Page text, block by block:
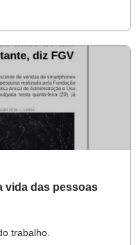
vida das pessoas
trabalho.